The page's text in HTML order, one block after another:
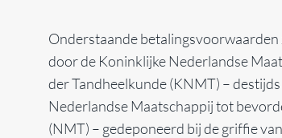
Onderstaande betalingsvoorwaarden
door de Koninklijke Nederlandse
der Tandheelkunde (KNMT) –
Nederlandse Maatschappij tot
(NMT) – gedeponeerd bij de griffie